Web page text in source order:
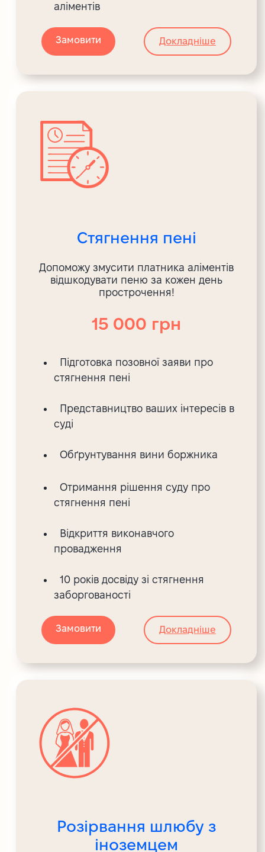
аліментів
Замовити Докладніше
Стягнення пені
Допоможу змусити платника аліментів
відшкодувати пеню за кожен день
прострочення!
15 000 грн
Підготовка позовної заяви про
стягнення пені
Представництво ваших інтересів в
суді
Обґрунтування вини боржника
Отримання рішення суду про
стягнення пені
Відкриття виконавчого
провадження
10 років досвіду зі стягнення
заборгованості
Замовити Докладніше
Розірвання шлюбу з
іноземцем